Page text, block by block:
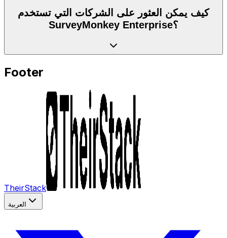
كيف يمكن العثور على الشركات التي تستخدم
SurveyMonkey Enterprise؟
Footer
TheirStack
العربية